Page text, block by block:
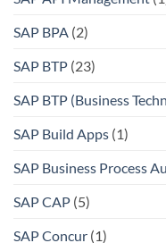
SAP BPA (2)
SAP BTP (23)
SAP BTP (Business
SAP Build Apps (1)
SAP Business Process
SAP CAP (5)
SAP Concur (1)